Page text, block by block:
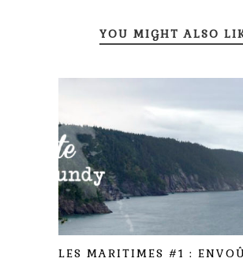
YOU MIGHT ALSO
LES MARITIMES #1 :